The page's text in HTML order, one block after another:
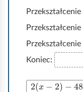
Przekształcenie
Przekształcenie
Przekształcenie
Koniec:
2(x−2)−48−